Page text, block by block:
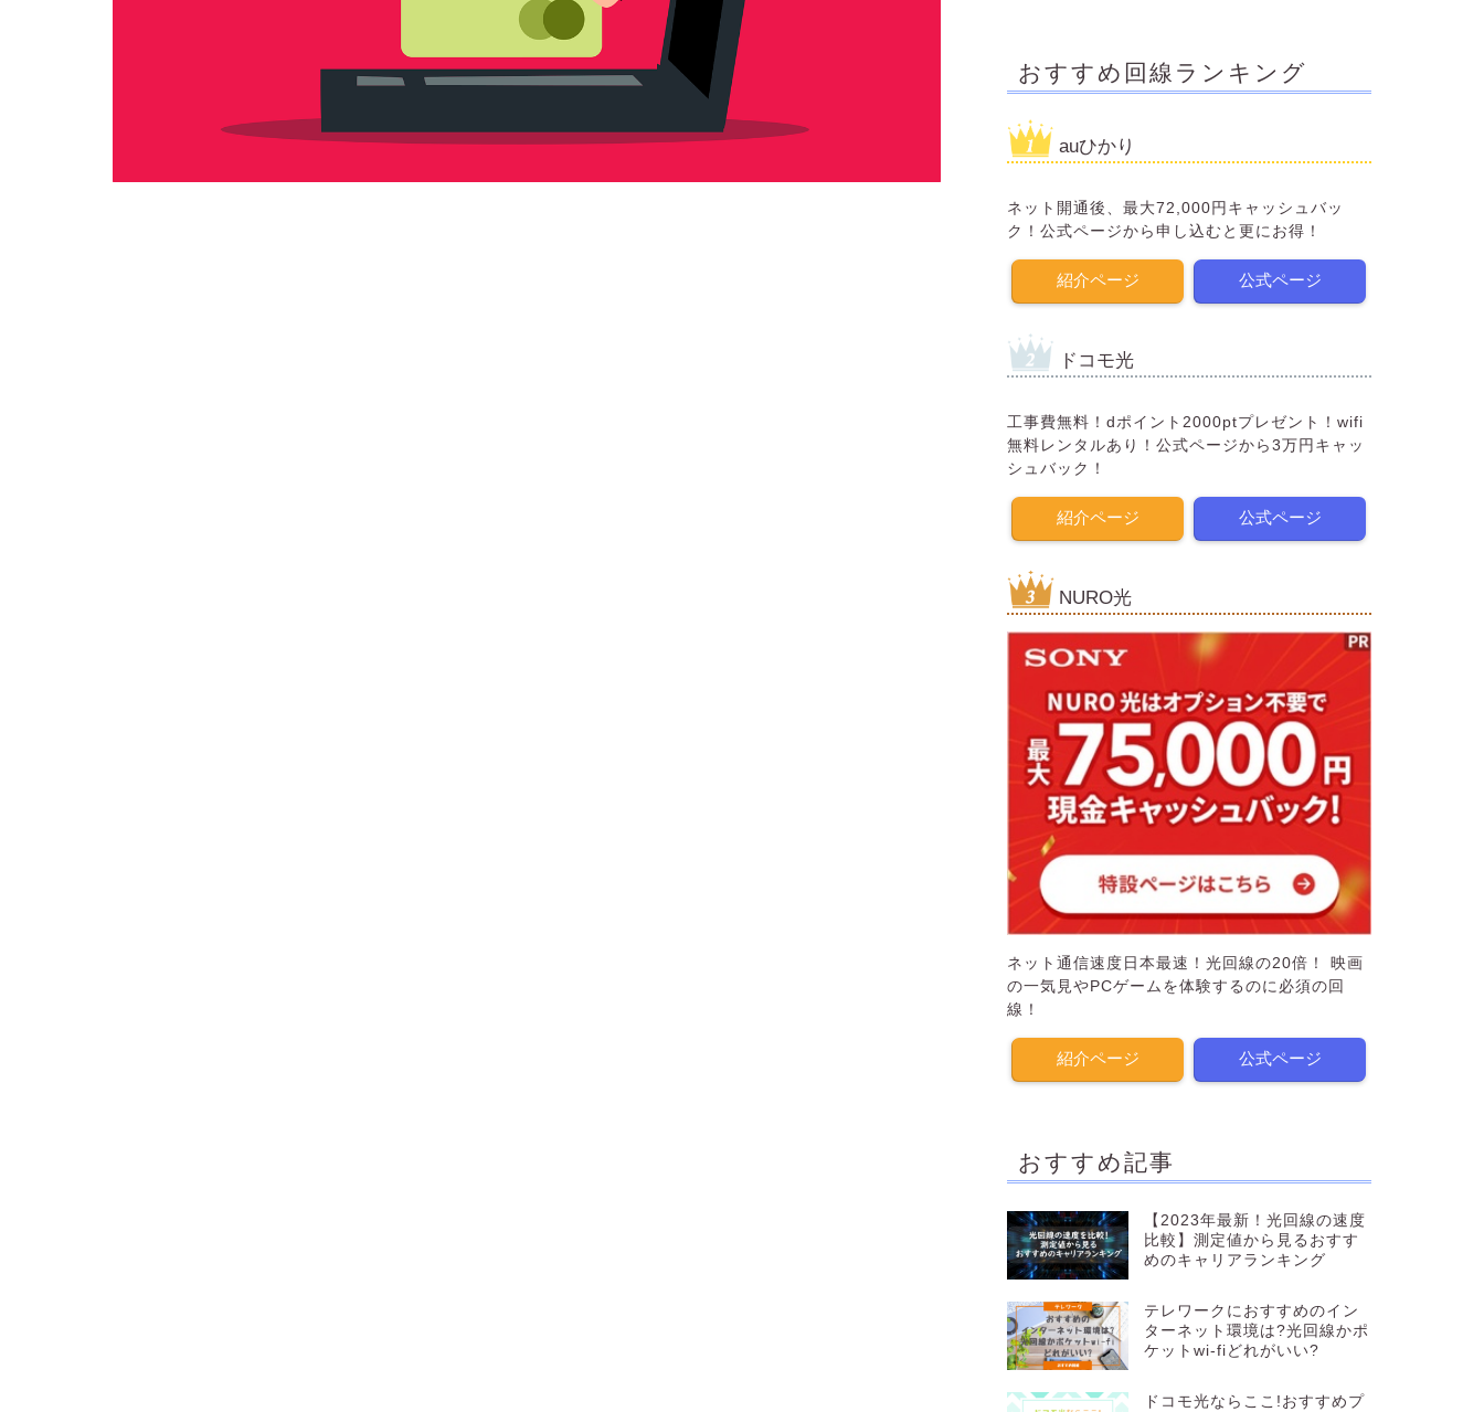
おすすめ回線ランキング
auひかり
ネット開通後、最大72,000円キャッシュバッ
ク！公式ページから申し込むと更にお得！
紹介ページ 公式ページ
ドコモ光
工事費無料！dポイント2000ptプレゼント！wifi
無料レンタルあり！公式ページから3万円キャッ
シュバック！
紹介ページ 公式ページ
NURO光
ネット通信速度日本最速！光回線の20倍！ 映画
の一気見やPCゲームを体験するのに必須の回
線！
紹介ページ 公式ページ
おすすめ記事
【2023年最新！光回線の速度
比較】測定値から見るおすす
めのキャリアランキング
テレワークにおすすめのイン
ターネット環境は?光回線かポ
ケットwi-fiどれがいい?
ドコモ光ならここ!おすすめプ